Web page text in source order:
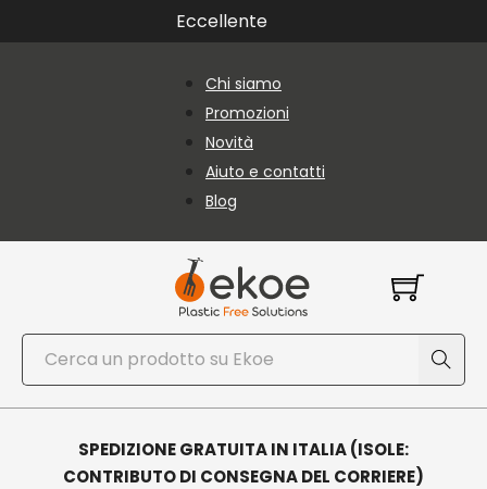
Vai al contenuto principale
Vai al piè di paginaEccellente
Chi siamo
Promozioni
Novità
Aiuto e contatti
Blog
Cerca
SPEDIZIONE GRATUITA IN ITALIA (ISOLE:
CONTRIBUTO DI CONSEGNA DEL CORRIERE)